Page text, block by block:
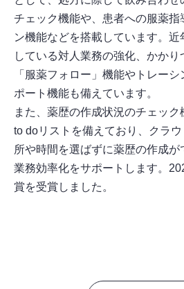
チェック機能や、患者への服薬指
ン機能などを搭載しています。
している対人業務の強化、かか
「服薬フォロー」機能やトレー
ポート機能も備えています。
また、薬歴の作成状況のチェッ
to doリストを備えており、クラ
所や時間を選ばずに薬歴の作成
業務効率化をサポートします。
賞を受賞しました。